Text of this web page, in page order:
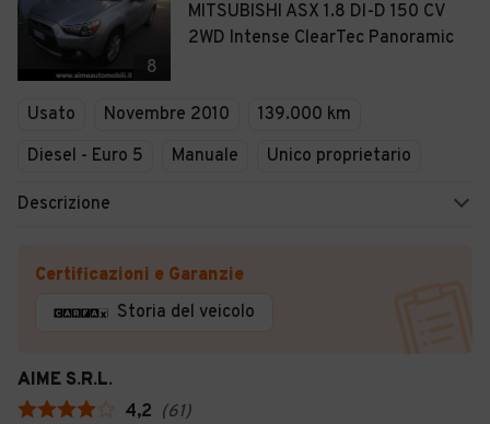
8
MITSUBISHI ASX 1.8 DI-D 150 CV
2WD Intense ClearTec Panoramic
Usato Novembre 2010
139.000 km
Diesel - Euro 5
Manuale Unico proprietario
Descrizione
Certificazioni e Garanzie
Storia del veicolo
AIME S.R.L.
4,2 (61)